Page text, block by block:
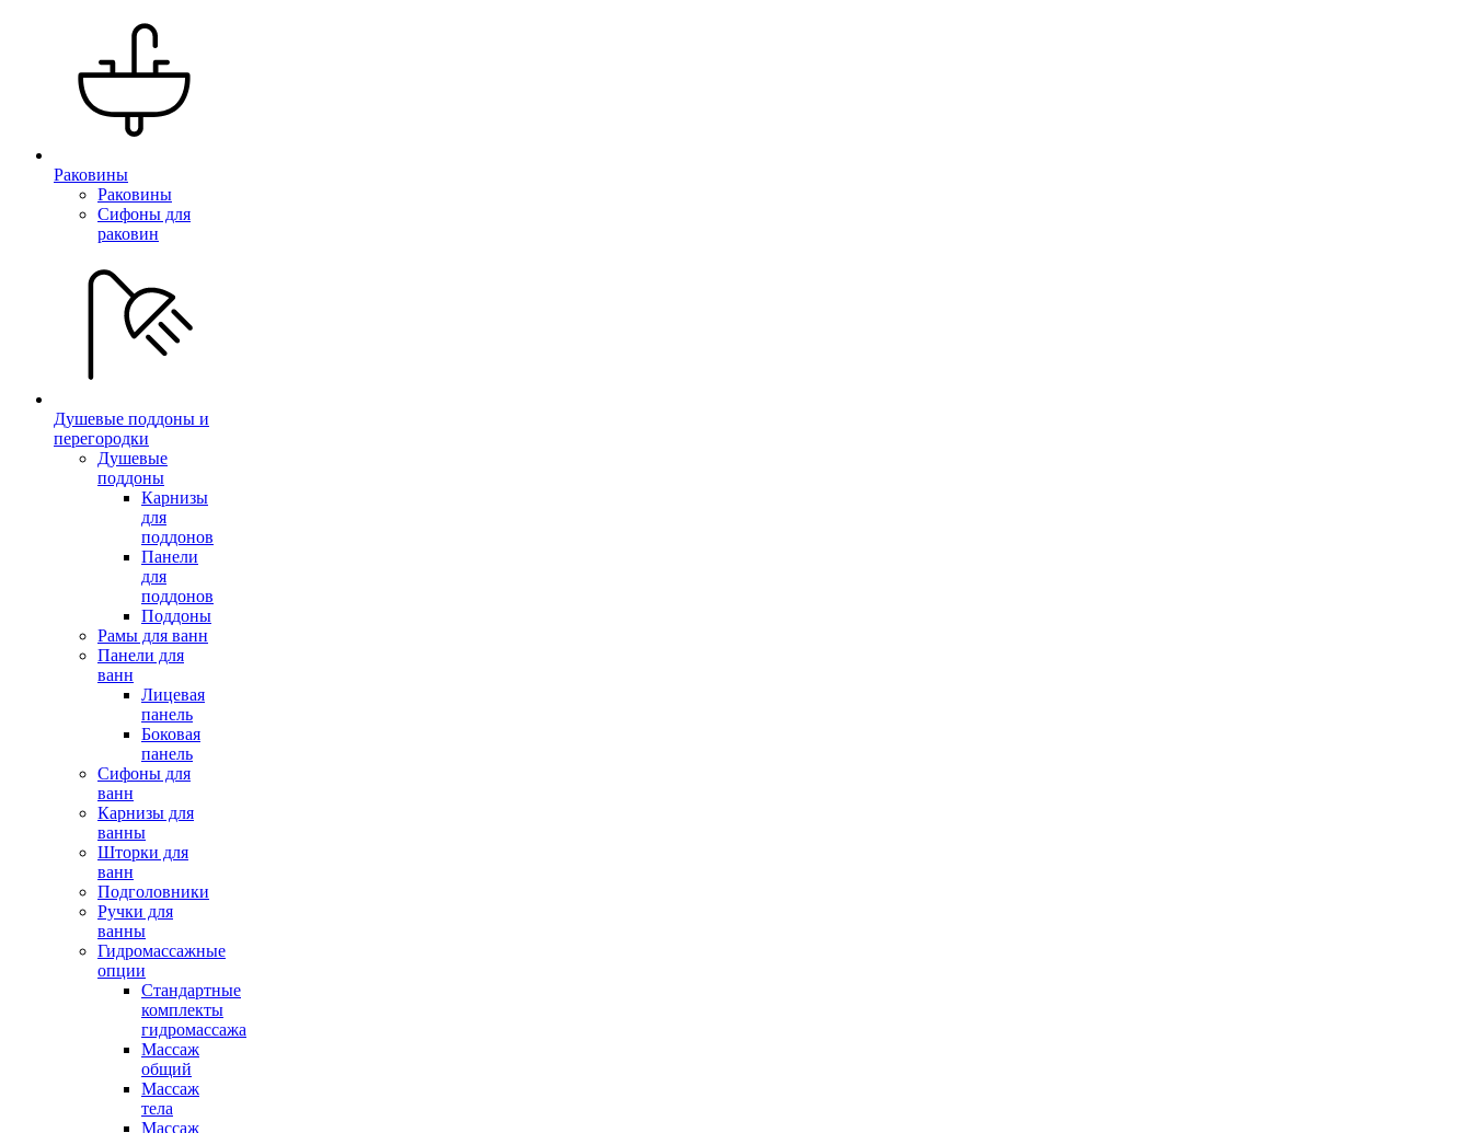
Раковины
Раковины
Сифоны для
раковин
Душевые поддоны и
перегородки
Душевые
поддоны
Карнизы
для
поддонов
Панели
для
поддонов
Поддоны
Рамы для ванн
Панели для
ванн
Лицевая
панель
Боковая
панель
Сифоны для
ванн
Карнизы для
ванны
Шторки для
ванн
Подголовники
Ручки для
ванны
Гидромассажные
опции
Стандартные
комплекты
гидромассажа
Массаж
общий
Массаж
тела
Массаж